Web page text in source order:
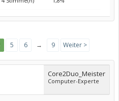
5 6 → 9 Weiter >
Core2Duo_Meister
Computer-Experte